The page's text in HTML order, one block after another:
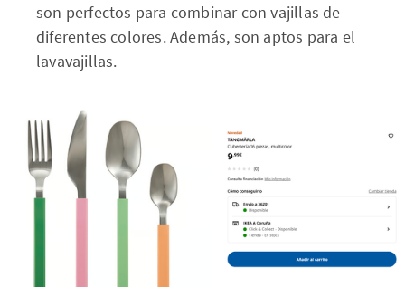
son perfectos para combinar con vajillas de
diferentes colores. Además, son aptos para el
lavavajillas.